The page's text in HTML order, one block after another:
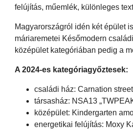
felújítás, műemlék, különleges
Magyarországról idén két épület
máriaremetei Későmodern
középület kategóriában pedig a
A 2024-es kategóriagyőztesek:
családi ház: Carnation
társasház: NSA13
középület: Kindergarten
energetikai felújítás: Moxy